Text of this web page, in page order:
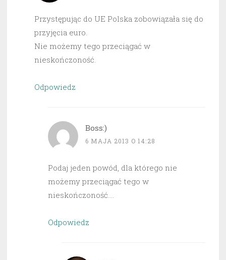
Przystępując do UE Polska zobowiązała się do
przyjęcia euro.
Nie możemy tego przeciągać w
nieskończoność.
Odpowiedz
Boss:)
6 MAJA 2013 O 14:28
Podaj jeden powód, dla którego nie
możemy przeciągać tego w
nieskończoność….
Odpowiedz